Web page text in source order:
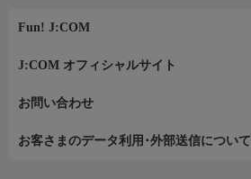
Fun! J:COM
J:COM オフィシャルサイト
お問い合わせ
お客さまのデータ利用･外部送信について